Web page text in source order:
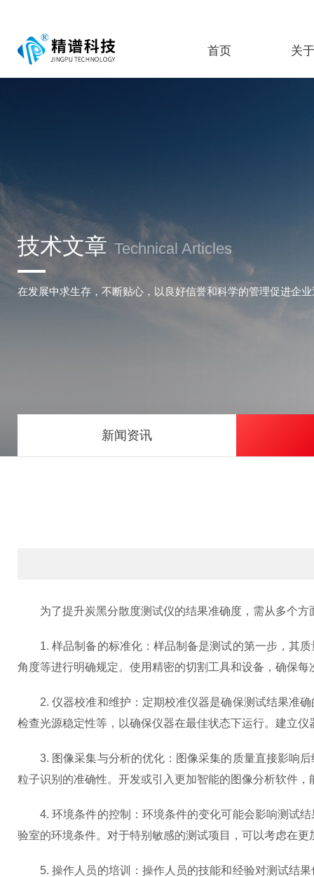
首页 关
技术文章 Technical Articles
在发展中求生存，不断贴心，以良好信誉和科学的管理促进企
新闻资讯
为了提升炭黑分散度测试仪的结果准确度，需从多个方
1. 样品制备的标准化：样品制备是测试的第一步，其质
角度等进行明确规定。使用精密的切割工具和设备，确保
2. 仪器校准和维护：定期校准仪器是确保测试结果准确
检查光源稳定性等，以确保仪器在最佳状态下运行。建立
3. 图像采集与分析的优化：图像采集的质量直接影响后
粒子识别的准确性。开发或引入更加智能的图像分析软件
4. 环境条件的控制：环境条件的变化可能会影响测试结
验室的环境条件。对于特别敏感的测试项目，可以考虑在
5. 操作人员的培训：操作人员的技能和经验对测试结果